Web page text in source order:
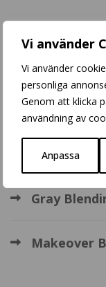
Vi använder
Vi använder
personliga
Genom att klicka
användning av
Anpassa
Populära
Crazy Color
Balayage
BHBD
Gray
Makeover